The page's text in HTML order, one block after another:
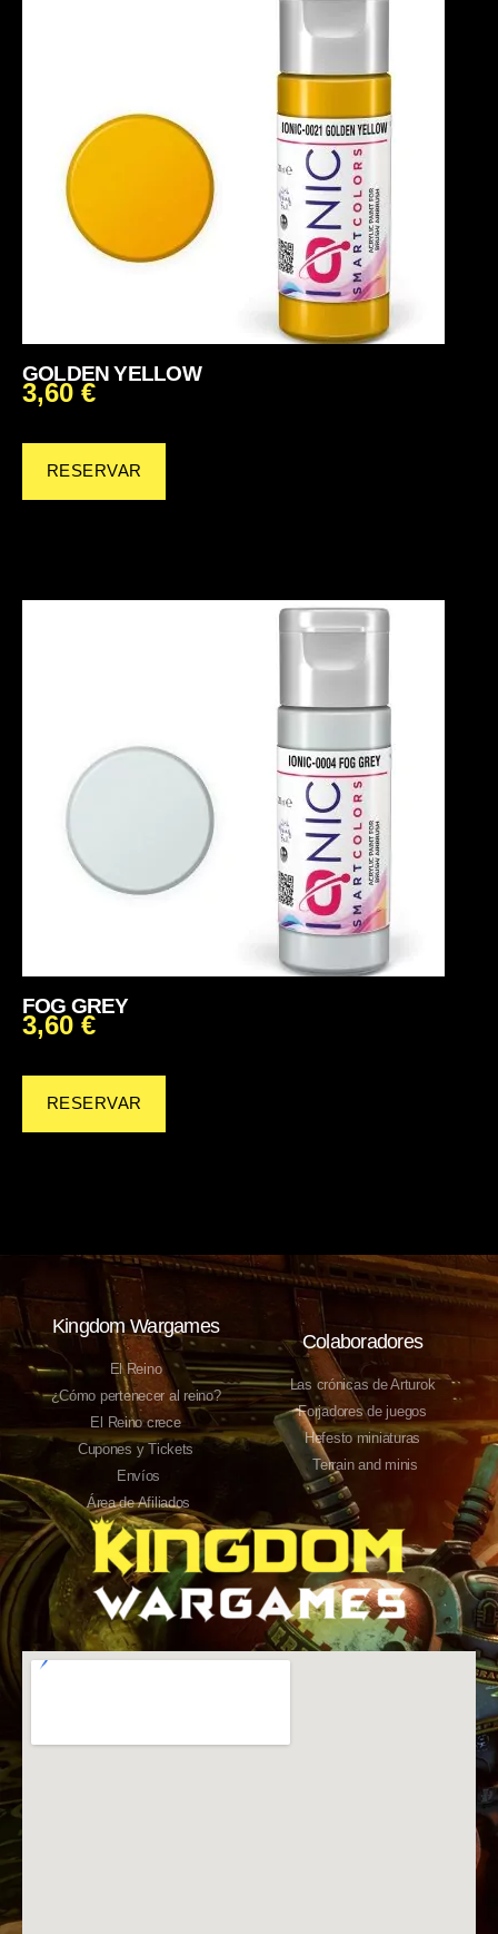
GOLDEN YELLOW
3,60 €
RESERVAR
FOG GREY
3,60 €
RESERVAR
Kingdom Wargames
El Reino
¿Cómo pertenecer al reino?
El Reino crece
Cupones y Tickets
Envíos
Área de Afiliados
Colaboradores
Las crónicas de Arturok
Forjadores de juegos
Hefesto miniaturas
Terrain and minis